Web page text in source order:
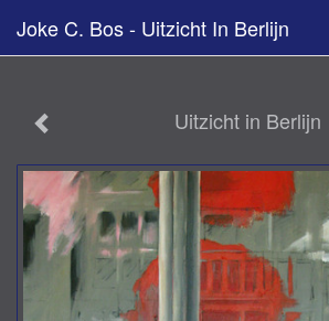
Joke C. Bos - Uitzicht In Berlijn
Uitzicht in Berlijn